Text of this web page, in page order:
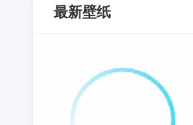
最新壁纸